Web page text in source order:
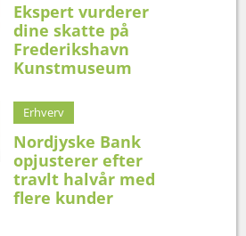
Ekspert vurderer
dine skatte på
Frederikshavn
Kunstmuseum
Erhverv
Nordjyske Bank
opjusterer efter
travlt halvår med
flere kunder